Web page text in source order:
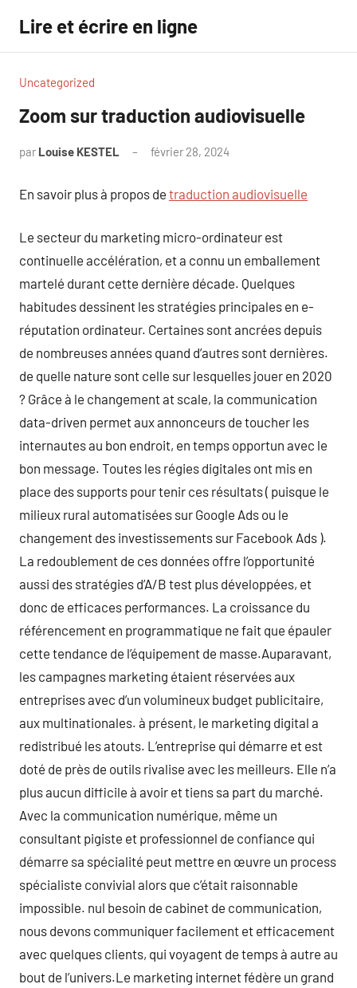
contenu
Lire et écrire en ligne
Uncategorized
Zoom sur traduction audiovisuelle
par Louise KESTEL février 28, 2024
En savoir plus à propos de traduction audiovisuelle
Le secteur du marketing micro-ordinateur est
continuelle accélération, et a connu un emballement
martelé durant cette dernière décade. Quelques
habitudes dessinent les stratégies principales en e-
réputation ordinateur. Certaines sont ancrées depuis
de nombreuses années quand d’autres sont dernières.
de quelle nature sont celle sur lesquelles jouer en 2020
? Grâce à le changement at scale, la communication
data-driven permet aux annonceurs de toucher les
internautes au bon endroit, en temps opportun avec le
bon message. Toutes les régies digitales ont mis en
place des supports pour tenir ces résultats ( puisque le
milieux rural automatisées sur Google Ads ou le
changement des investissements sur Facebook Ads ).
La redoublement de ces données offre l’opportunité
aussi des stratégies d’A/B test plus développées, et
donc de efficaces performances. La croissance du
référencement en programmatique ne fait que épauler
cette tendance de l’équipement de masse.Auparavant,
les campagnes marketing étaient réservées aux
entreprises avec d’un volumineux budget publicitaire,
aux multinationales. à présent, le marketing digital a
redistribué les atouts. L’entreprise qui démarre et est
doté de près de outils rivalise avec les meilleurs. Elle n’a
plus aucun difficile à avoir et tiens sa part du marché.
Avec la communication numérique, même un
consultant pigiste et professionnel de confiance qui
démarre sa spécialité peut mettre en œuvre un process
spécialiste convivial alors que c’était raisonnable
impossible. nul besoin de cabinet de communication,
nous devons communiquer facilement et efficacement
avec quelques clients, qui voyagent de temps à autre au
bout de l’univers.Le marketing internet fédère un grand